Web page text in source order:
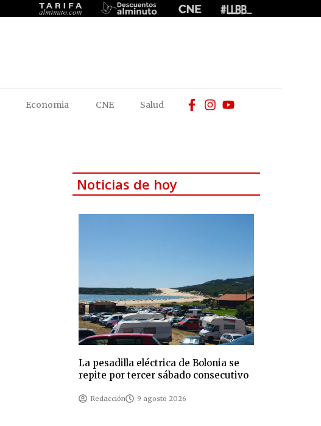
Economia CNE Salud
Noticias de hoy
La pesadilla eléctrica de Bolonia se
repite por tercer sábado consecutivo
Redacción 9 agosto 2026